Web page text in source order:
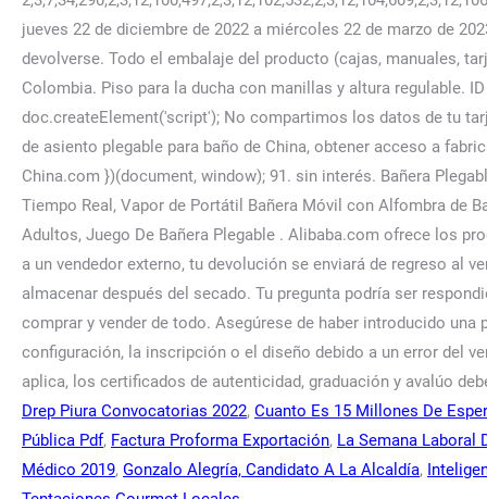
Drep Piura Convocatorias 2022, Cuanto Es 15 Millones De
Pública Pdf, Factura Proforma Exportación, La Semana Laboral
Médico 2019, Gonzalo Alegría, Candidato A La Alcaldía,